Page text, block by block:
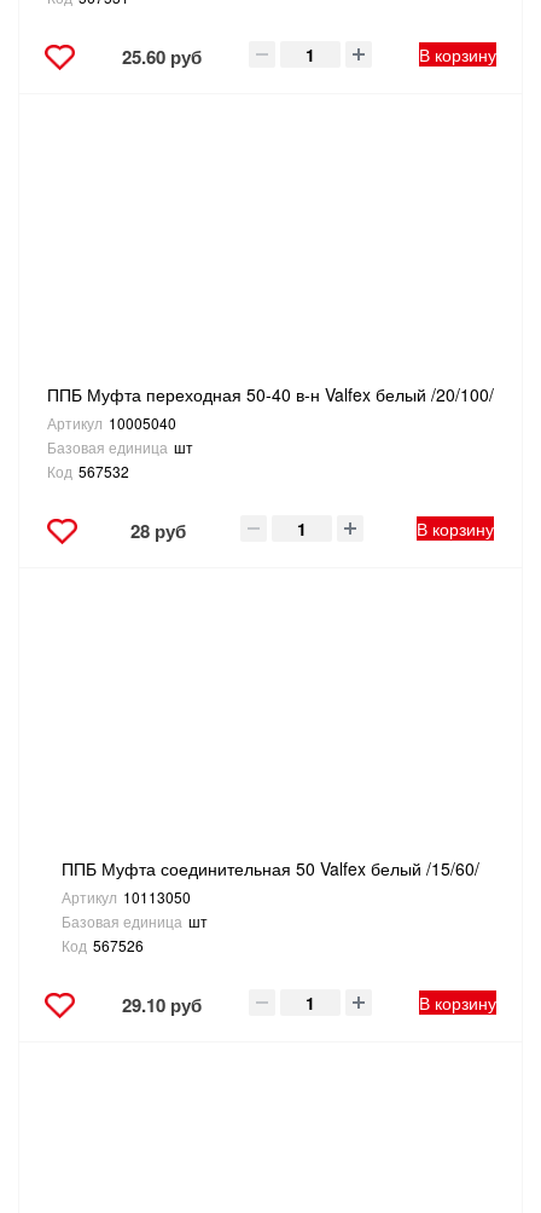
25.60 руб В корзину
ППБ Муфта переходная 50-40 в-н Valfex белый /20/100/
Артикул 10005040
Базовая единица шт
Код 567532
28 руб В корзину
ППБ Муфта соединительная 50 Valfex белый /15/60/
Артикул 10113050
Базовая единица шт
Код 567526
29.10 руб В корзину